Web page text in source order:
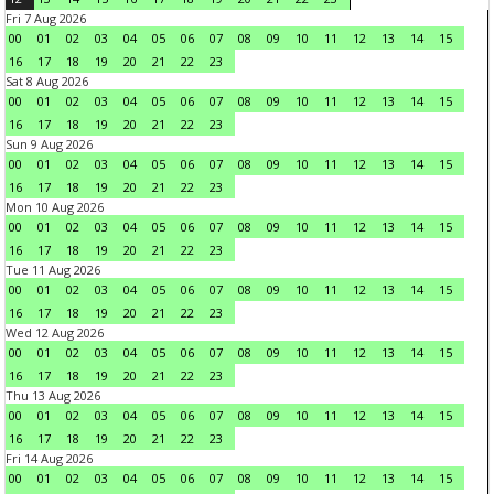
Fri 7 Aug 2026
00
01 02 03 04 05 06 07 08 09 10 11 12 13 14
15
16
17 18 19 20 21 22
23
Sat 8 Aug 2026
00
01 02 03 04 05 06 07 08 09 10 11 12 13 14
15
16
17 18 19 20 21 22
23
Sun 9 Aug 2026
00
01 02 03 04 05 06 07 08 09 10 11 12 13 14
15
16
17 18 19 20 21 22
23
Mon 10 Aug 2026
00
01 02 03 04 05 06 07 08 09 10 11 12 13 14
15
16
17 18 19 20 21 22
23
Tue 11 Aug 2026
00
01 02 03 04 05 06 07 08 09 10 11 12 13 14
15
16
17 18 19 20 21 22
23
Wed 12 Aug 2026
00
01 02 03 04 05 06 07 08 09 10 11 12 13 14
15
16
17 18 19 20 21 22
23
Thu 13 Aug 2026
00
01 02 03 04 05 06 07 08 09 10 11 12 13 14
15
16
17 18 19 20 21 22
23
Fri 14 Aug 2026
00
01 02 03 04 05 06 07 08 09 10 11 12 13 14
15